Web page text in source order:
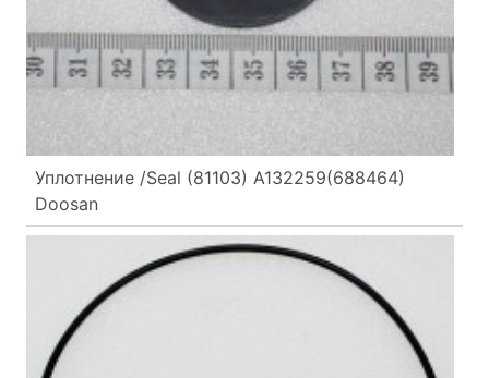
Уплотнение /Seal (81103) A132259(688464)
Doosan